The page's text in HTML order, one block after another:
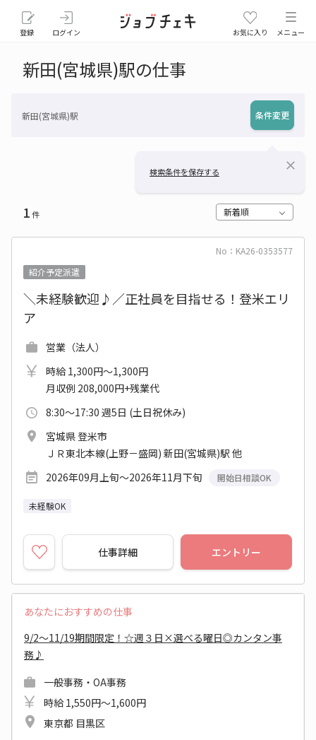
登録 ログイン お気に入り メニュー
新田(宮城県)駅の仕事
新田(宮城県)駅 条件変更
検索条件を保存する close
1件 新着順
No：KA26-0353577
紹介予定派遣
＼未経験歓迎♪／正社員を目指せる！登米エリ
ア
営業（法人）
時給 1,300円～1,300円
月収例 208,000円+残業代
8:30～17:30 週5日 (土日祝休み)
宮城県 登米市
ＪＲ東北本線(上野－盛岡) 新田(宮城県)駅 他
2026年09月上旬～2026年11月下旬
開始日相談OK
未経験OK
仕事詳細 エントリー
あなたにおすすめの仕事
9/2～11/19期間限定！☆週３日×選べる曜日◎カンタン事
務♪
一般事務・OA事務
時給 1,550円～1,600円
東京都 目黒区